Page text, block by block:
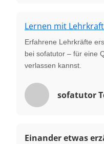
Lernen mit
Erfahrene Lehrkräfte
bei sofatutor – für eine
verlassen kannst.
sofatutor
Einander etwas